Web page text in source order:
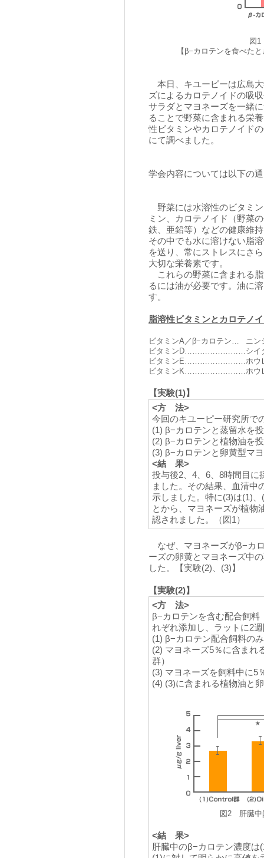
図
【β−カロテンを食べた
本日、キユーピーは広島
ズによるカロテノイドの吸
サラダとマヨネーズを一緒
ることで野菜に含まれる栄
性ビタミンやカロテノイド
にて調べました。
学会内容については以下の
野菜には水溶性のビタミ
ミン、カロテノイド（野菜
鉄、亜鉛等）などの健康維
その中でも水に溶けない脂
を送り、常にストレスにさ
大切な栄養素です。
これらの野菜に含まれる
るには油が必要です。油に
す。
脂溶性ビタミンとカロテノ
ビタミンA／β−カロテン…
ニン
ビタミンD……………………シイ
ビタミンE……………………ホウ
ビタミンK……………………ホウ
【実験(1)】
<方 法>
今回のキユーピー研究所で
(1) β−カロテンと蒸留水を
(2) β−カロテンと植物油を
(3) β−カロテンと卵黄型マ
<結 果>
投与後2、4、6、8時間目
ました。その結果、血清中
示しました。特に(3)は(1)
とから、マヨネーズが植物
認されました。（図1）
なぜ、マヨネーズがβ−カ
ーズの卵黄とマヨネーズ中
した。【実験(2)、(3)】
【実験(2)】
<方 法>
β−カロテンを含む配合飼料
れぞれ添加し、ラットに2
(1) β−カロテン配合飼料の
(2) マヨネーズ5％に含まれ
群）
(3) マヨネーズを飼料中に5
(4) (3)に含まれる植物油と
図2 肝臓中
<結 果>
肝臓中のβ−カロテン濃度